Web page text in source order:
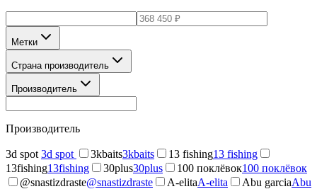
Метки
Страна производитель
Производитель
Производитель
3d spot 3d spot 3kbaits3kbaits 13 fishing13 fishing
13fishing13fishing 30plus30plus 100 поклёвок100 поклёвок
@snastizdraste@snastizdraste A-elitaA-elita Abu garciaAbu